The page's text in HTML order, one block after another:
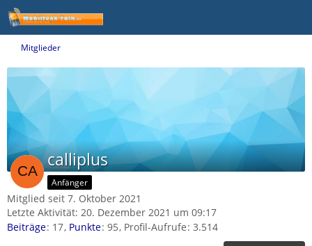
Mitglieder
calliplus
Anfänger
Mitglied seit 7. Oktober 2021
Letzte Aktivität: 20. Dezember 2021 um 09:17
Beiträge 17 Punkte 95 Profil-Aufrufe 3.514